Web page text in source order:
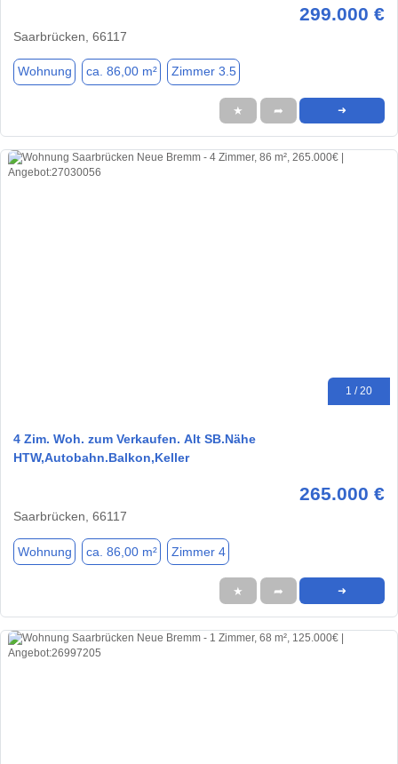
299.000 €
Saarbrücken, 66117
Wohnung ca. 86,00 m² Zimmer 3.5
★ ➦ ➜
1 / 20
4 Zim. Woh. zum Verkaufen. Alt SB.Nähe
HTW,Autobahn.Balkon,Keller
265.000 €
Saarbrücken, 66117
Wohnung ca. 86,00 m² Zimmer 4
★ ➦ ➜